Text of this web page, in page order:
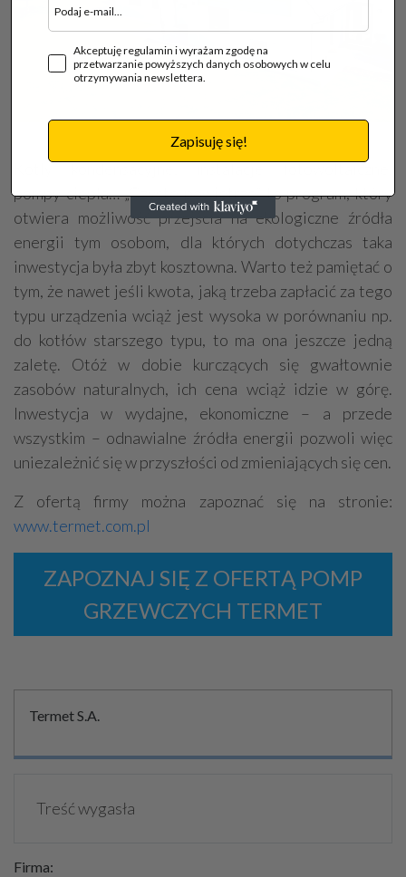
Kotły kondensacyjne, instalacje fotowoltaiczne,
pompy ciepła… „Czyste powietrze” to program, który
otwiera możliwość przejścia na ekologiczne źródła
energii tym osobom, dla których dotychczas taka
inwestycja była zbyt kosztowna. Warto też pamiętać o
tym, że nawet jeśli kwota, jaką trzeba zapłacić za tego
typu urządzenia wciąż jest wysoka w porównaniu np.
do kotłów starszego typu, to ma ona jeszcze jedną
zaletę. Otóż w dobie kurczących się gwałtownie
zasobów naturalnych, ich cena wciąż idzie w górę.
Inwestycja w wydajne, ekonomiczne – a przede
wszystkim – odnawialne źródła energii pozwoli więc
uniezależnić się w przyszłości od zmieniających się cen.
Z ofertą firmy można zapoznać się na stronie:
www.termet.com.pl
ZAPOZNAJ SIĘ Z OFERTĄ POMP
GRZEWCZYCH TERMET
Termet S.A.
Treść wygasła
Firma:
Akceptuję regulamin i wyrażam zgodę na
przetwarzanie powyższych danych osobowych w celu
otrzymywania newslettera.
Zapisuję się!